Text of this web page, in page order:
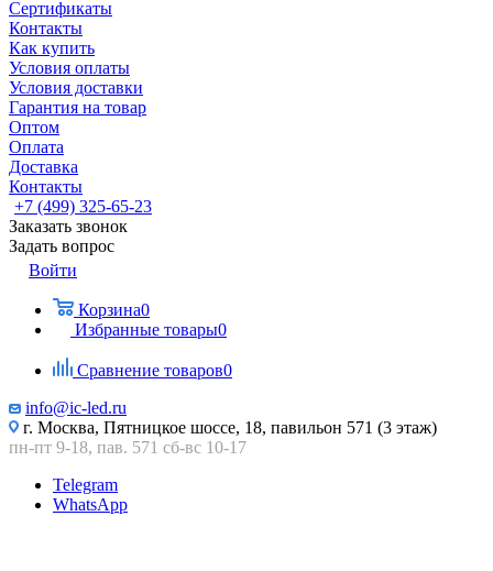
Сертификаты
Контакты
Как купить
Условия оплаты
Условия доставки
Гарантия на товар
Оптом
Оплата
Доставка
Контакты
+7 (499) 325-65-23
Заказать звонок
Задать вопрос
Войти
Корзина0
Избранные товары0
Сравнение товаров0
info@ic-led.ru
г. Москва, Пятницкое шоссе, 18, павильон 571 (3 этаж)
пн-пт 9-18, пав. 571 сб-вс 10-17
Telegram
WhatsApp